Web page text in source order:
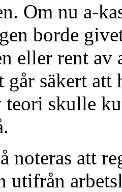
Om nu a-
borde
eller rent av
går säkert att
teori skulle
noteras att
utifrån